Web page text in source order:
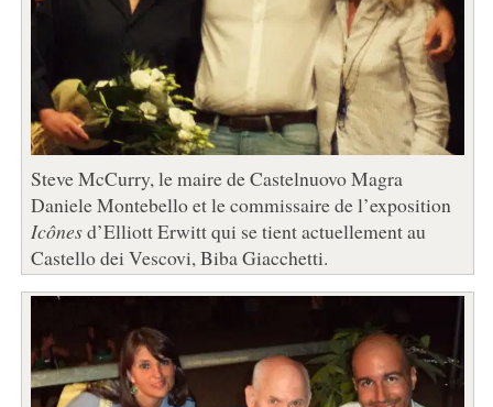
Steve McCurry, le maire de Castelnuovo Magra
Daniele Montebello et le commissaire de l’exposition
Icônesd’Elliott Erwitt qui se tient actuellement au
Castello dei Vescovi, Biba Giacchetti.